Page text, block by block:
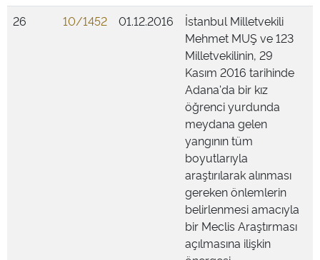
26
10/1452 01.12.2016
İstanbul Milletvekili
Mehmet MUŞ ve 123
Milletvekilinin, 29
Kasım 2016 tarihinde
Adana'da bir kız
öğrenci yurdunda
meydana gelen
yangının tüm
boyutlarıyla
araştırılarak alınması
gereken önlemlerin
belirlenmesi amacıyla
bir Meclis Araştırması
açılmasına ilişkin